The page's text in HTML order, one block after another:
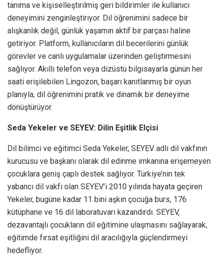
tanıma ve kişiselleştirilmiş geri bildirimler ile kullanıcı
deneyimini zenginleştiriyor. Dil öğrenimini sadece bir
alışkanlık değil, günlük yaşamın aktif bir parçası haline
getiriyor. Platform, kullanıcıların dil becerilerini günlük
görevler ve canlı uygulamalar üzerinden geliştirmesini
sağlıyor. Akıllı telefon veya dizüstü bilgisayarla günün her
saati erişilebilen Lingozon, başarı kanıtlanmış bir oyun
planıyla, dil öğrenimini pratik ve dinamik bir deneyime
dönüştürüyor.
Seda Yekeler ve SEYEV: Dilin Eşitlik Elçisi
Dil bilimci ve eğitimci Seda Yekeler, SEYEV adlı dil vakfının
kurucusu ve başkanı olarak dil edinme imkanına erişemeyen
çocuklara geniş çaplı destek sağlıyor. Türkiye’nin tek
yabancı dil vakfı olan SEYEV’i 2010 yılında hayata geçiren
Yekeler, bugüne kadar 11 bini aşkın çocuğa burs, 176
kütüphane ve 16 dil laboratuvarı kazandırdı. SEYEV,
dezavantajlı çocukların dil eğitimine ulaşmasını sağlayarak,
eğitimde fırsat eşitliğini dil aracılığıyla güçlendirmeyi
hedefliyor.